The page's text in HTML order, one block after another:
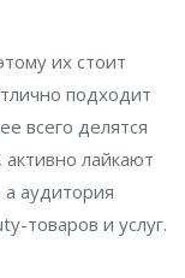
их стоит
подходит
всего делятся
лайкают
аудитория
товаров и услуг.